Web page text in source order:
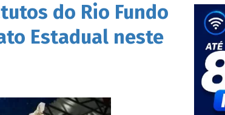
do Rio Fundo
Estadual neste